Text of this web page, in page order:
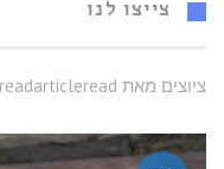
צייצו לנו
ציוצים מאת readarticleread